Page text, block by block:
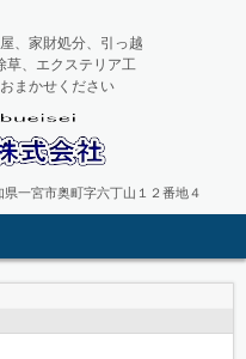
、家財処分、引っ越
草、エクステリア工
まかせください
一宮市奥町字六丁山１２番地４